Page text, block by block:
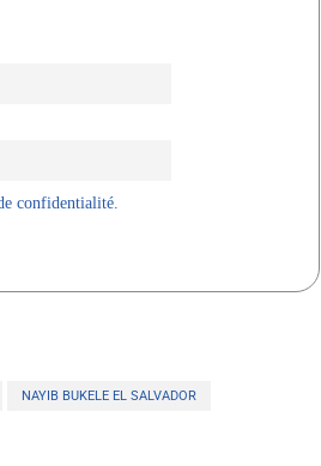
confidentialité.
NAYIB BUKELE EL SALVADOR